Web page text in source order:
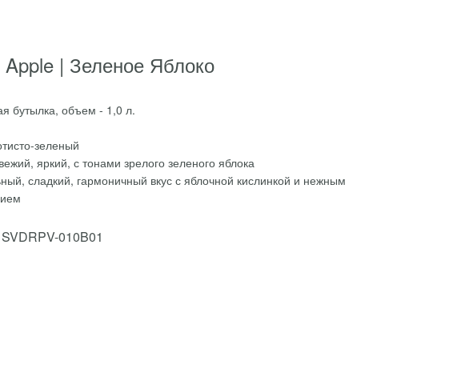
Apple | Зеленое Яблоко
бутылка, объем - 1,0 л.
зеленый
яркий, с тонами зрелого зеленого яблока
сладкий, гармоничный вкус с яблочной кислинкой и нежным
010B01